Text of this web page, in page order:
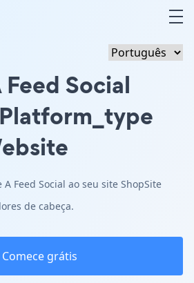
Social
Platform_type
Feed Social ao seu site ShopSite
de cabeça.
Comece grátis